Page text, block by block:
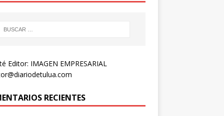
Editor: IMAGEN EMPRESARIAL
RECIENTES